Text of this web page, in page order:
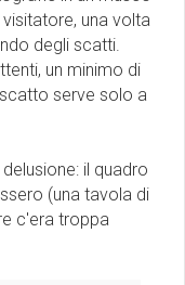
una volta
degli scatti.
un minimo di
serve solo a
il quadro
(una tavola di
c'era troppa